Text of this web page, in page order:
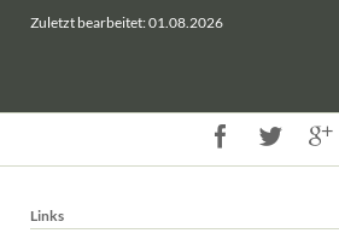
Zuletzt bearbeitet: 01.08.2026
Links